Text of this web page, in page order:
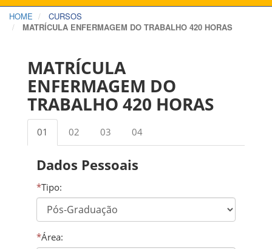
HOME
CURSOS
MATRÍCULA ENFERMAGEM DO TRABALHO 420 HORAS
MATRÍCULA
ENFERMAGEM DO
TRABALHO 420 HORAS
01 02 03 04
Dados Pessoais
*Tipo:
*Área: